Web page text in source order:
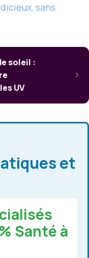
sans
soleil :
UV
et
Santé à